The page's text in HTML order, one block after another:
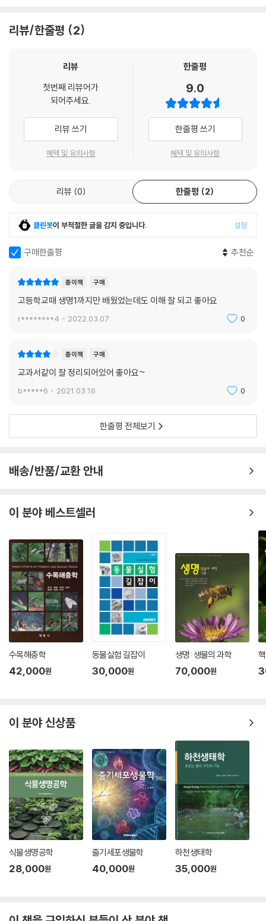
리뷰/한줄평 2
리뷰
첫번째 리뷰어가
되어주세요.
리뷰 쓰기
혜택 및 유의사항
한줄평
9.0
한줄평 쓰기
혜택 및 유의사항
리뷰 0 한줄평 2
클린봇이 부적절한 글을 감지 중입니다. 설정
구매한줄평 추천순
종이책 구매
고등학교때 생명1까지만 배웠었는데도 이해 잘 되고 좋아요
r********4 2022.03.07. 0
종이책 구매
교과서같이 잘 정리되어있어 좋아요~
b*****6 2021.03.16. 0
한줄평 전체보기
배송/반품/교환 안내
이 분야 베스트셀러
수목해충학
42,000원
동물실험 길잡이
30,000원
생명: 생물의 과학
70,000원
이 분야 신상품
식물생명공학
28,000원
줄기세포생물학
40,000원
하천생태학
35,000원